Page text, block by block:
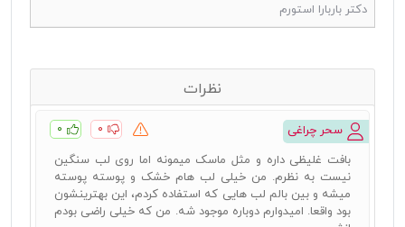
دکتر باربارا استورم
نظرات
سحر چراغی ۰ ۰
بافت غلیظی داره و مثل ماسک میمونه اما روی لب سنگین
نیست به نظرم. من خیلی لب هام خشک و پوسته پوسته
میشه و بین بالم لب هایی که استفاده کردم، این بهترینشون
بود واقعا. امیدوارم دوباره موجود شه. من که خیلی راضی بودم